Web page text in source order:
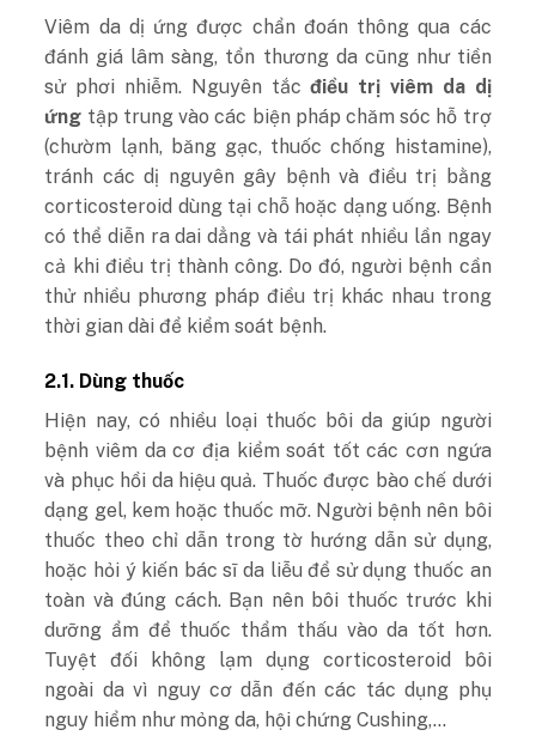
Viêm da dị ứng được chẩn đoán thông qua các
đánh giá lâm sàng, tổn thương da cũng như tiền
sử phơi nhiễm. Nguyên tắcđiều trị viêm da dị
ứng tập trung vào các biện pháp chăm sóc hỗ trợ
(chườm lạnh, băng gạc, thuốc chống histamine),
tránh các dị nguyên gây bệnh và điều trị bằng
corticosteroid dùng tại chỗ hoặc dạng uống. Bệnh
có thể diễn ra dai dẳng và tái phát nhiều lần ngay
cả khi điều trị thành công. Do đó, người bệnh cần
thử nhiều phương pháp điều trị khác nhau trong
thời gian dài để kiểm soát bệnh.
2.1. Dùng thuốc
Hiện nay, có nhiều loại thuốc bôi da giúp người
bệnh viêm da cơ địa kiểm soát tốt các cơn ngứa
và phục hồi da hiệu quả. Thuốc được bào chế dưới
dạng gel, kem hoặc thuốc mỡ. Người bệnh nên bôi
thuốc theo chỉ dẫn trong tờ hướng dẫn sử dụng,
hoặc hỏi ý kiến bác sĩ da liễu để sử dụng thuốc an
toàn và đúng cách. Bạn nên bôi thuốc trước khi
dưỡng ẩm để thuốc thẩm thấu vào da tốt hơn.
Tuyệt đối không lạm dụng corticosteroid bôi
ngoài da vì nguy cơ dẫn đến các tác dụng phụ
nguy hiểm như mỏng da, hội chứng Cushing,…